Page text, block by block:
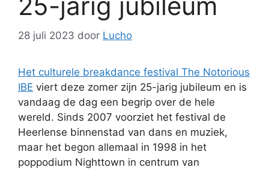
28 juli 2023 door Lucho
Het culturele breakdance festival The Notorious
IBE viert deze zomer zijn 25-jarig jubileum en is
vandaag de dag een begrip over de hele
wereld. Sinds 2007 voorziet het festival de
Heerlense binnenstad van dans en muziek,
maar het begon allemaal in 1998 in het
poppodium Nighttown in centrum van